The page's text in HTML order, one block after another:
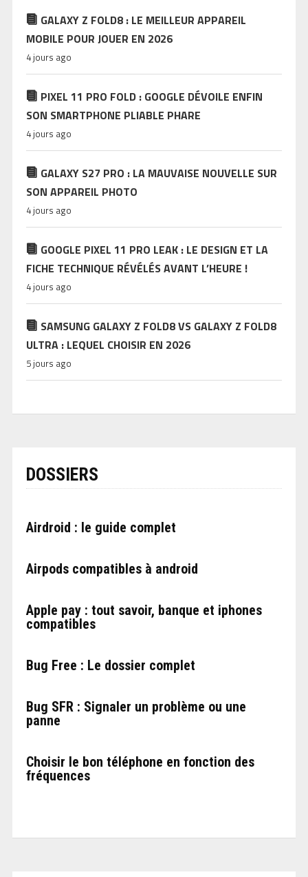
GALAXY Z FOLD8 : LE MEILLEUR APPAREIL
MOBILE POUR JOUER EN 2026
4 jours ago
PIXEL 11 PRO FOLD : GOOGLE DÉVOILE ENFIN
SON SMARTPHONE PLIABLE PHARE
4 jours ago
GALAXY S27 PRO : LA MAUVAISE NOUVELLE SUR
SON APPAREIL PHOTO
4 jours ago
GOOGLE PIXEL 11 PRO LEAK : LE DESIGN ET LA
FICHE TECHNIQUE RÉVÉLÉS AVANT L’HEURE !
4 jours ago
SAMSUNG GALAXY Z FOLD8 VS GALAXY Z FOLD8
ULTRA : LEQUEL CHOISIR EN 2026
5 jours ago
DOSSIERS
Airdroid : le guide complet
Airpods compatibles à android
Apple pay : tout savoir, banque et iphones
compatibles
Bug Free : Le dossier complet
Bug SFR : Signaler un problème ou une
panne
Choisir le bon téléphone en fonction des
fréquences